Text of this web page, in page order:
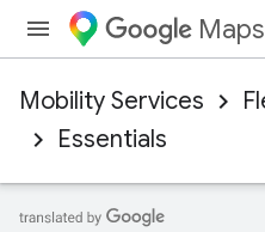
Mobility Services
Essentials